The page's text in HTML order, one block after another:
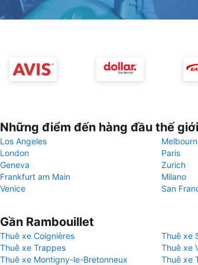
Những điểm đến hàng đầu thế giới
Los Angeles
London
Paris
Geneva
Zurich
Frankfurt am Main
Milano
Venice
San
Gần Rambouillet
Thuê xe Coignières
Thuê xe
Thuê xe Trappes
Thuê xe
Thuê xe Montigny-le-Bretonneux
Thuê xe